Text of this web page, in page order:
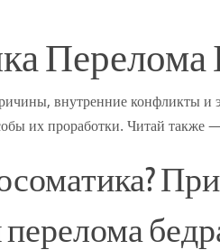
Перелома
внутренние конфликты и
их проработки. Читай также